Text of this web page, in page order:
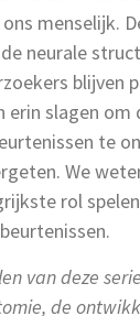
menselijk.
neurale
blijven
erin slagen
te
We
rol
van deze
de